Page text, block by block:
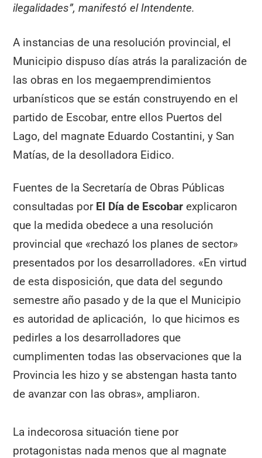
ilegalidades”, manifestó el Intendente.
A instancias de una resolución provincial, el
Municipio dispuso días atrás la paralización de
las obras en los megaemprendimientos
urbanísticos que se están construyendo en el
partido de Escobar, entre ellos Puertos del
Lago, del magnate Eduardo Costantini, y San
Matías, de la desolladora Eidico.
Fuentes de la Secretaría de Obras Públicas
consultadas por El Día de Escobar explicaron
que la medida obedece a una resolución
provincial que «rechazó los planes de sector»
presentados por los desarrolladores. «En virtud
de esta disposición, que data del segundo
semestre año pasado y de la que el Municipio
es autoridad de aplicación, lo que hicimos es
pedirles a los desarrolladores que
cumplimenten todas las observaciones que la
Provincia les hizo y se abstengan hasta tanto
de avanzar con las obras», ampliaron.
La indecorosa situación tiene por
protagonistas nada menos que al magnate